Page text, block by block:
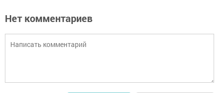
Нет комментариев